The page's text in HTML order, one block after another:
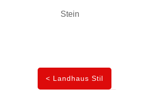
Stein
< Landhaus Stil